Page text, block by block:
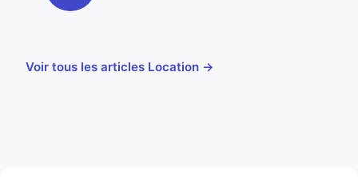
Voir tous les articles Location →